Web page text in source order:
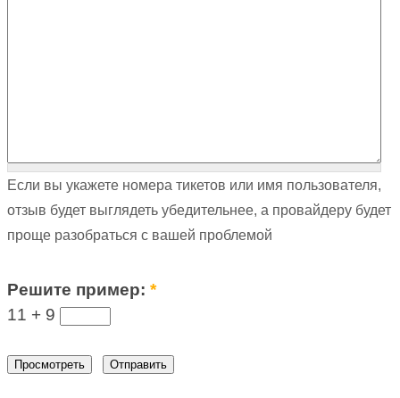
Если вы укажете номера тикетов или имя пользователя,
отзыв будет выглядеть убедительнее, а провайдеру будет
проще разобраться с вашей проблемой
Решите пример:*
11 + 9